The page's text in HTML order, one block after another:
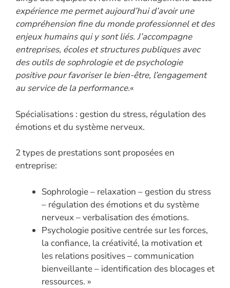
expérience me permet aujourd’hui d’avoir une
compréhension fine du monde professionnel et des
enjeux humains qui y sont liés. J’accompagne
entreprises, écoles et structures publiques avec
des outils de sophrologie et de psychologie
positive pour favoriser le bien-être, l’engagement
au service de la performance.«
Spécialisations : gestion du stress, régulation des
émotions et du système nerveux.
2 types de prestations sont proposées en
entreprise:
Sophrologie – relaxation – gestion du stress
– régulation des émotions et du système
nerveux – verbalisation des émotions.
Psychologie positive centrée sur les forces,
la confiance, la créativité, la motivation et
les relations positives – communication
bienveillante – identification des blocages et
ressources. »